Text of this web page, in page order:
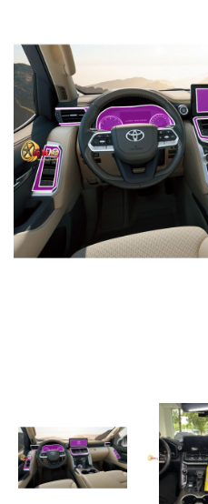
KIA
TOYOTA
HONDA
MAZDA
SUBARU
CHEVROLET
NISSAN
BMW
VOLVO